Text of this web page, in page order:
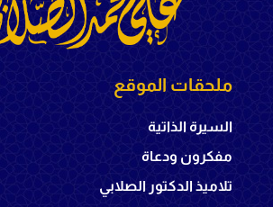
ملحقات الموقع
السيرة الذاتية
مفكرون ودعاة
تلاميذ الدكتور الصلابي